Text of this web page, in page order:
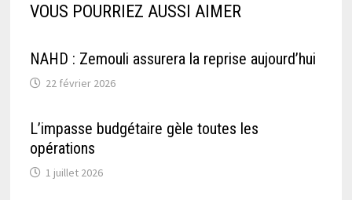
VOUS POURRIEZ AUSSI AIMER
NAHD : Zemouli assurera la reprise aujourd’hui
22 février 2026
L’impasse budgétaire gèle toutes les
opérations
1 juillet 2026